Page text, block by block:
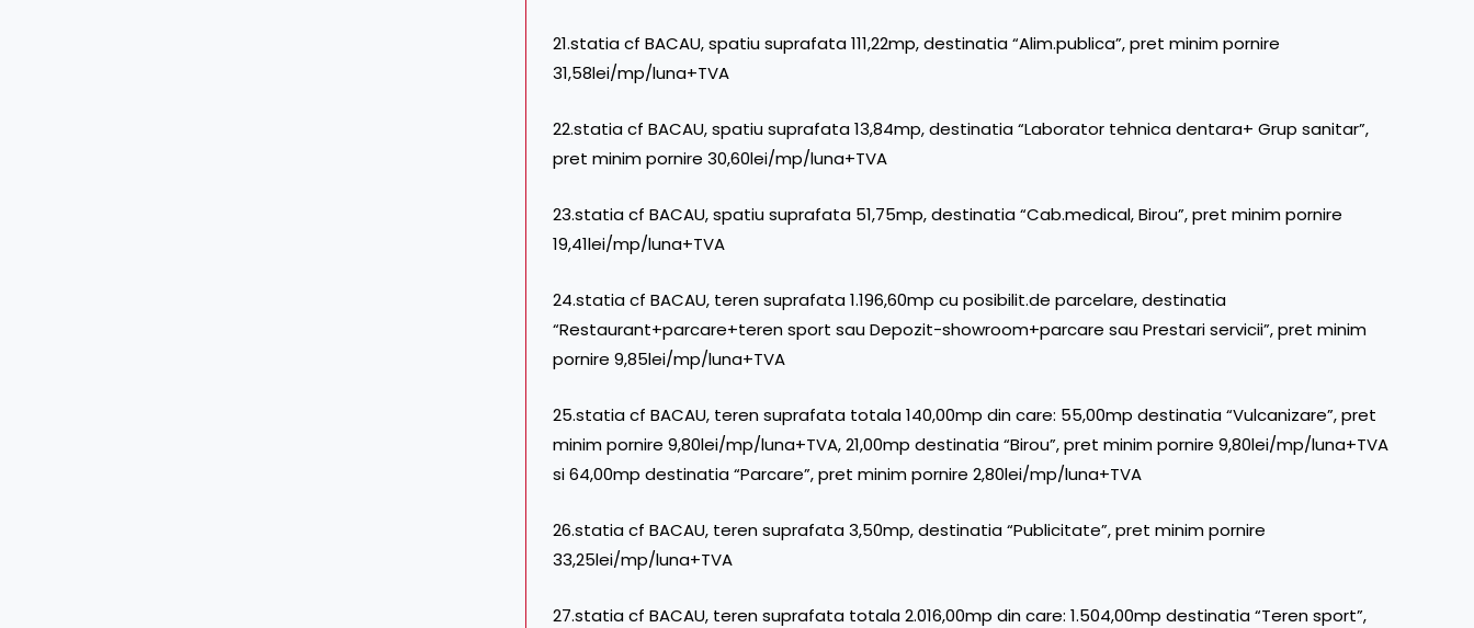
21.statia cf BACAU, spatiu suprafata 111,22mp, destinatia “Alim.publica”, pret minim pornire
31,58lei/mp/luna+TVA
22.statia cf BACAU, spatiu suprafata 13,84mp, destinatia “Laborator tehnica dentara+ Grup sanitar”,
pret minim pornire 30,60lei/mp/luna+TVA
23.statia cf BACAU, spatiu suprafata 51,75mp, destinatia “Cab.medical, Birou”, pret minim pornire
19,41lei/mp/luna+TVA
24.statia cf BACAU, teren suprafata 1.196,60mp cu posibilit.de parcelare, destinatia
“Restaurant+parcare+teren sport sau Depozit-showroom+parcare sau Prestari servicii”, pret minim
pornire 9,85lei/mp/luna+TVA
25.statia cf BACAU, teren suprafata totala 140,00mp din care: 55,00mp destinatia “Vulcanizare”, pret
minim pornire 9,80lei/mp/luna+TVA, 21,00mp destinatia “Birou”, pret minim pornire 9,80lei/mp/luna+TVA
si 64,00mp destinatia “Parcare”, pret minim pornire 2,80lei/mp/luna+TVA
26.statia cf BACAU, teren suprafata 3,50mp, destinatia “Publicitate”, pret minim pornire
33,25lei/mp/luna+TVA
27.statia cf BACAU, teren suprafata totala 2.016,00mp din care: 1.504,00mp destinatia “Teren sport”,